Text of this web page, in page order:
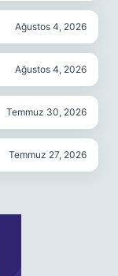
Ağustos 4, 2026
Ağustos 4, 2026
Temmuz 30, 2026
Temmuz 27, 2026